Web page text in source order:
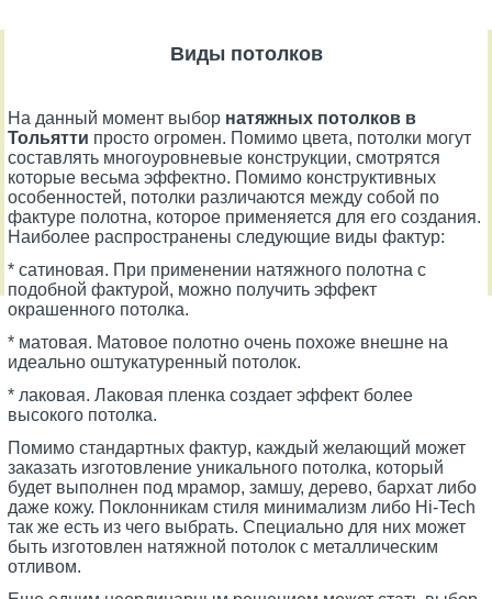
Виды потолков
На данный момент выбор натяжных потолков в
Тольятти просто огромен. Помимо цвета, потолки могут
составлять многоуровневые конструкции, смотрятся
которые весьма эффектно. Помимо конструктивных
особенностей, потолки различаются между собой по
фактуре полотна, которое применяется для его создания.
Наиболее распространены следующие виды фактур:
* сатиновая. При применении натяжного полотна с
подобной фактурой, можно получить эффект
окрашенного потолка.
* матовая. Матовое полотно очень похоже внешне на
идеально оштукатуренный потолок.
* лаковая. Лаковая пленка создает эффект более
высокого потолка.
Помимо стандартных фактур, каждый желающий может
заказать изготовление уникального потолка, который
будет выполнен под мрамор, замшу, дерево, бархат либо
даже кожу. Поклонникам стиля минимализм либо Hi-Tech
так же есть из чего выбрать. Специально для них может
быть изготовлен натяжной потолок с металлическим
отливом.